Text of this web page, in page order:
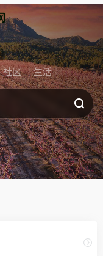
社区 生活